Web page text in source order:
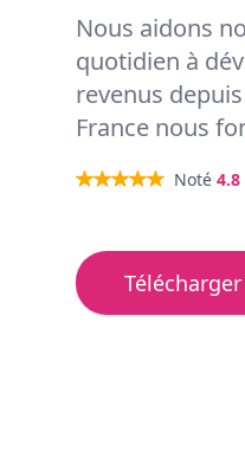
Nous aidons
quotidien à
revenus
France nous
Noté 4.8